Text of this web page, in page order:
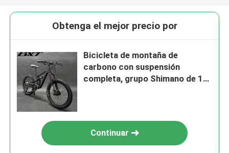
Obtenga el mejor precio por
Bicicleta de montaña de
carbono con suspensión
completa, grupo Shimano de 10
Continuar